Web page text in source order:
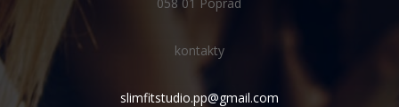
kontakty
slimfitstudio.pp@gmail.com